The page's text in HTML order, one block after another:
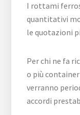
I rottami
quantitativi
le quotazioni
Per chi ne fa
o più
verranno
accordi